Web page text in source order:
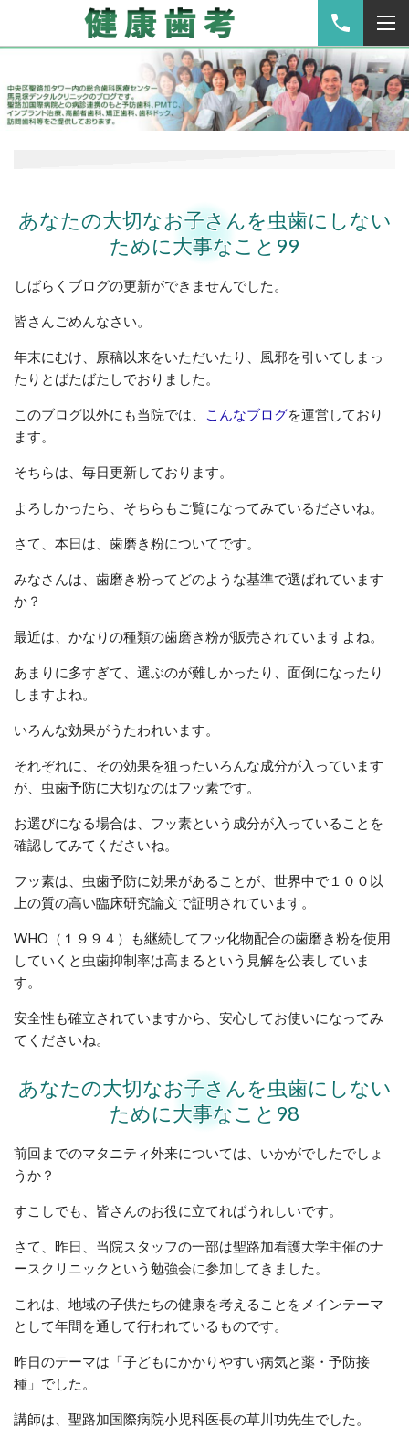
あなたの大切なお子さんを虫歯にしない
ために大事なこと99
しばらくブログの更新ができませんでした。
皆さんごめんなさい。
年末にむけ、原稿以来をいただいたり、風邪を引いてしまっ
たりとばたばたしでおりました。
このブログ以外にも当院では、 こんなブログを運営しており
ます。
そちらは、毎日更新しております。
よろしかったら、そちらもご覧になってみているださいね。
さて、本日は、歯磨き粉についてです。
みなさんは、歯磨き粉ってどのような基準で選ばれています
か？
最近は、かなりの種類の歯磨き粉が販売されていますよね。
あまりに多すぎて、選ぶのが難しかったり、面倒になったり
しますよね。
いろんな効果がうたわれいます。
それぞれに、その効果を狙ったいろんな成分が入っています
が、虫歯予防に大切なのはフッ素です。
お選びになる場合は、フッ素という成分が入っていることを
確認してみてくださいね。
フッ素は、虫歯予防に効果があることが、世界中で１００以
上の質の高い臨床研究論文で証明されています。
WHO（１９９４）も継続してフッ化物配合の歯磨き粉を使用
していくと虫歯抑制率は高まるという見解を公表していま
す。
安全性も確立されていますから、安心してお使いになってみ
てくださいね。
あなたの大切なお子さんを虫歯にしない
ために大事なこと98
前回までのマタニティ外来については、いかがでしたでしょ
うか？
すこしでも、皆さんのお役に立てればうれしいです。
さて、昨日、当院スタッフの一部は聖路加看護大学主催のナ
ースクリニックという勉強会に参加してきました。
これは、地域の子供たちの健康を考えることをメインテーマ
として年間を通して行われているものです。
昨日のテーマは「子どもにかかりやすい病気と薬・予防接
種」でした。
講師は、聖路加国際病院小児科医長の草川功先生でした。